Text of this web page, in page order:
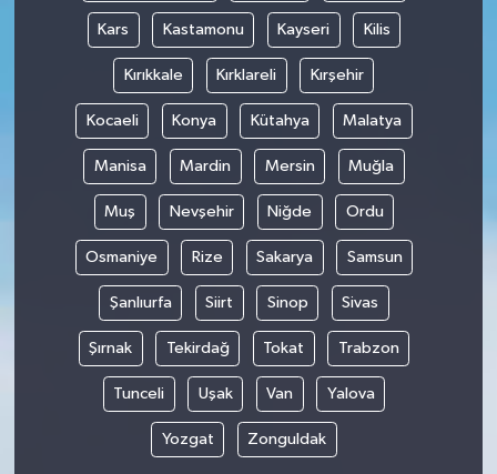
Kars Kastamonu Kayseri Kilis
Kırıkkale Kırklareli Kırşehir
Kocaeli Konya Kütahya Malatya
Manisa Mardin Mersin Muğla
Muş Nevşehir Niğde Ordu
Osmaniye Rize Sakarya Samsun
Şanlıurfa Siirt Sinop Sivas
Şırnak Tekirdağ Tokat Trabzon
Tunceli Uşak Van Yalova
Yozgat Zonguldak